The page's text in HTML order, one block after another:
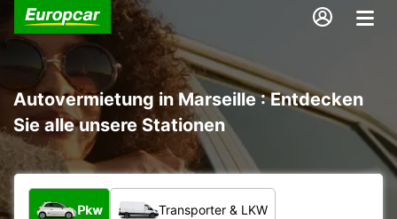
Autovermietung in Marseille : Entdecken
Sie alle unsere Stationen
Welche Art von Fahrzeug?
Pkw Transporter & LKW